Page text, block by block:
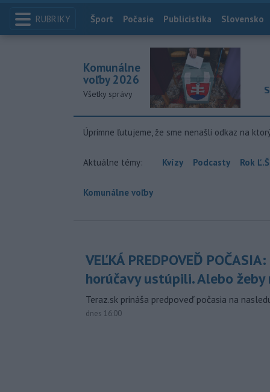
RUBRIKY Index
Šport Počasie Publicistika Slovensko
Komunálne
voľby 2026
Všetky správy
Úprimne ľutujeme, že sme nenašli odkaz na
Aktuálne témy: Kvízy Podcasty Rok
Komunálne voľby
VEĽKÁ PREDPOVEĎ
horúčavy ustúpili. Alebo žeby
Teraz.sk prináša predpoveď počasia na
dnes 16:00